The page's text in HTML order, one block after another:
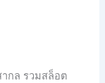
ากล รวมสล็อต